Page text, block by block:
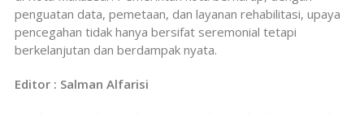
penguatan data, pemetaan, dan layanan rehabilitasi, upaya
pencegahan tidak hanya bersifat seremonial tetapi
berkelanjutan dan berdampak nyata.
Editor : Salman Alfarisi